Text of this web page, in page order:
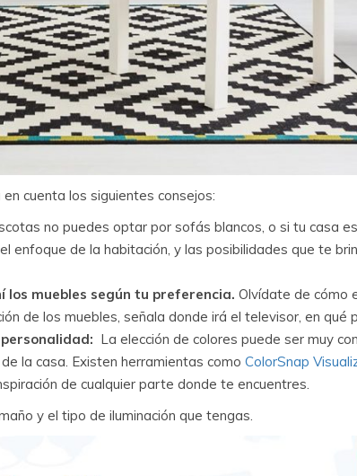
cuenta los siguientes consejos:
no puedes optar por sofás blancos, o si tu casa
enfoque de la habitación, y las posibilidades que te
los muebles según tu preferencia.Olvídate de cómo
de los muebles, señala donde irá el televisor, en qué
La elección de colores puede ser muy
la casa. Existen herramientas comoColorSnap
de cualquier parte donde te encuentres.
y el tipo de iluminación que tengas.